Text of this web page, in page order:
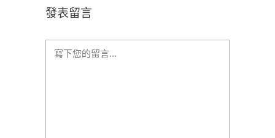
發表留言